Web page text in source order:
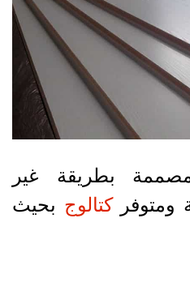
بطريقة غير
ومتوفركتالوج بحيث